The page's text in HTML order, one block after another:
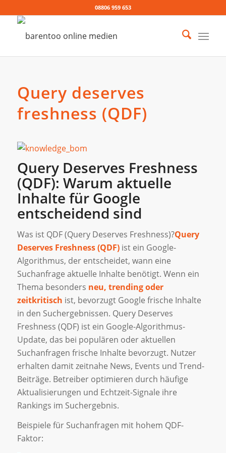
08806 959 653
Query deserves
freshness (QDF)
Query Deserves Freshness
(QDF): Warum aktuelle
Inhalte für Google
entscheidend sind
Was ist QDF (Query Deserves Freshness)?Query
Deserves Freshness (QDF)ist ein Google-
Algorithmus, der entscheidet, wann eine
Suchanfrage aktuelle Inhalte benötigt. Wenn ein
Thema besonders neu, trending oder
zeitkritisch ist, bevorzugt Google frische Inhalte
in den Suchergebnissen. Query Deserves
Freshness (QDF) ist ein Google-Algorithmus-
Update, das bei populären oder aktuellen
Suchanfragen frische Inhalte bevorzugt. Nutzer
erhalten damit zeitnahe News, Events und Trend-
Beiträge. Betreiber optimieren durch häufige
Aktualisierungen und Echtzeit-Signale ihre
Rankings im Suchergebnis.
Beispiele für Suchanfragen mit hohem QDF-
Faktor: